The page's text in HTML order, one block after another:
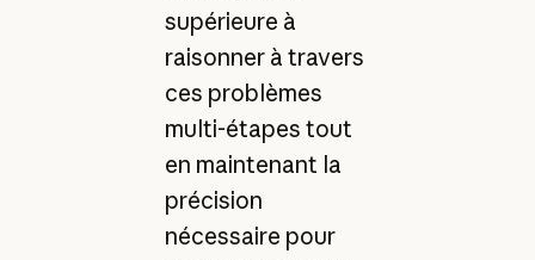
supérieure à
raisonner à travers
ces problèmes
multi-étapes tout
en maintenant la
précision
nécessaire pour